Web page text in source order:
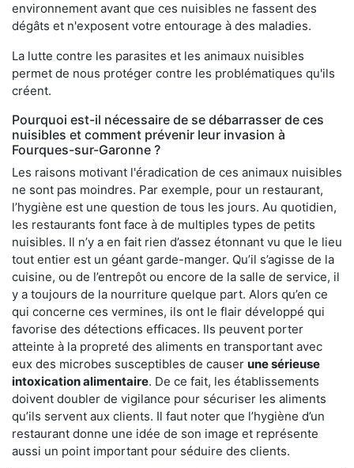
environnement avant que ces nuisibles ne fassent des
dégâts et n'exposent votre entourage à des maladies.
La lutte contre les parasites et les animaux nuisibles
permet de nous protéger contre les problématiques qu'ils
créent.
Pourquoi est-il nécessaire de se débarrasser de ces
nuisibles et comment prévenir leur invasion à
Fourques-sur-Garonne ?
Les raisons motivant l'éradication de ces animaux nuisibles
ne sont pas moindres. Par exemple, pour un restaurant,
l’hygiène est une question de tous les jours. Au quotidien,
les restaurants font face à de multiples types de petits
nuisibles. Il n’y a en fait rien d’assez étonnant vu que le lieu
tout entier est un géant garde-manger. Qu’il s’agisse de la
cuisine, ou de l’entrepôt ou encore de la salle de service, il
y a toujours de la nourriture quelque part. Alors qu’en ce
qui concerne ces vermines, ils ont le flair développé qui
favorise des détections efficaces. Ils peuvent porter
atteinte à la propreté des aliments en transportant avec
eux des microbes susceptibles de causer une sérieuse
intoxication alimentaire. De ce fait, les établissements
doivent doubler de vigilance pour sécuriser les aliments
qu’ils servent aux clients. Il faut noter que l’hygiène d’un
restaurant donne une idée de son image et représente
aussi un point important pour séduire des clients.